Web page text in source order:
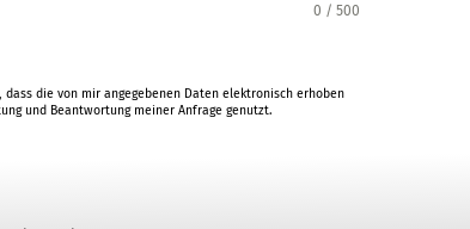
0 / 500
die von mir angegebenen Daten elektronisch erhoben
und Beantwortung meiner Anfrage genutzt.